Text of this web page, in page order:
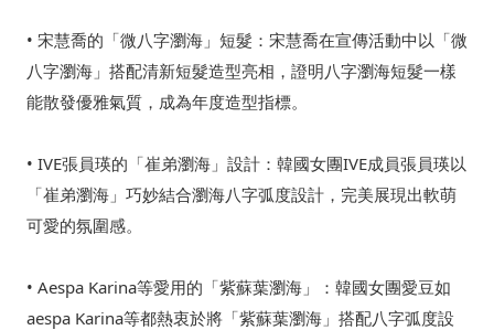
• 宋慧喬的「微八字瀏海」短髮：宋慧喬在宣傳活動中以「微
八字瀏海」搭配清新短髮造型亮相，證明八字瀏海短髮一樣
能散發優雅氣質，成為年度造型指標。
• IVE張員瑛的「崔弟瀏海」設計：韓國女團IVE成員張員瑛以
「崔弟瀏海」巧妙結合瀏海八字弧度設計，完美展現出軟萌
可愛的氛圍感。
• Aespa Karina等愛用的「紫蘇葉瀏海」：韓國女團愛豆如
aespa Karina等都熱衷於將「紫蘇葉瀏海」搭配八字弧度設